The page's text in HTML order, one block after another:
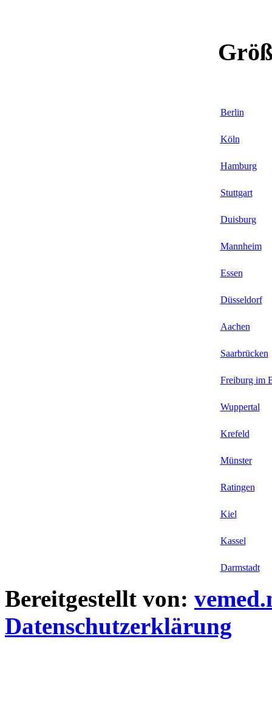
Berlin
Köln
Hamburg
Stuttgart
Duisburg
Mannheim
Essen
Düsseldorf
Aachen
Saarbrücken
Freiburg im
Wuppertal
Krefeld
Münster
Ratingen
Kiel
Kassel
Darmstadt
Bereitgestellt von:
Datenschutzerklärung